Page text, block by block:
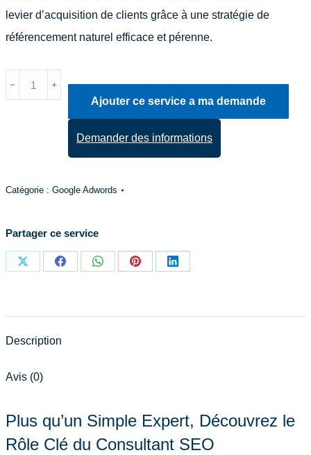
levier d’acquisition de clients grâce à une stratégie de
référencement naturel efficace et pérenne.
quantité
de
Référencement
﹣
﹢
Ajouter ce service a ma demande
Demander des informations
Catégorie : Google Adwords
Partager ce service
PartagerPartagerPartagerPartagerPartager
Description
Avis (0)
Plus qu’un Simple Expert, Découvrez le
Rôle Clé du Consultant SEO